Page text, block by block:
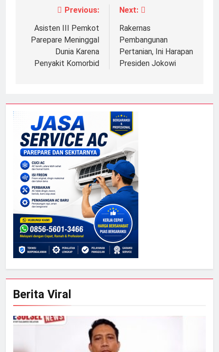
Navigasi
pos
Previous:
Asisten III Pemkot
Parepare Meninggal
Dunia Karena
Penyakit Komorbid
Next:
Rakernas
Pembangunan
Pertanian, Ini Harapan
Presiden Jokowi
Berita Viral